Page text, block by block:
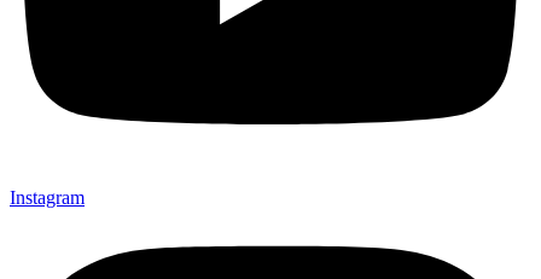
Instagram